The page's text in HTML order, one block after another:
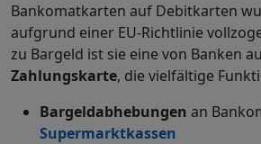
Bankomatkarten auf Debitkarten
aufgrund einer EU-Richtlinie
zu Bargeld ist sie eine von Banken
Zahlungskarte, die vielfältige
Bargeldabhebungen an
Supermarktkassen